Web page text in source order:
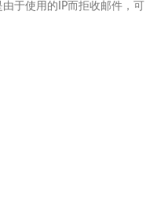
于使用的IP而拒收邮件，可